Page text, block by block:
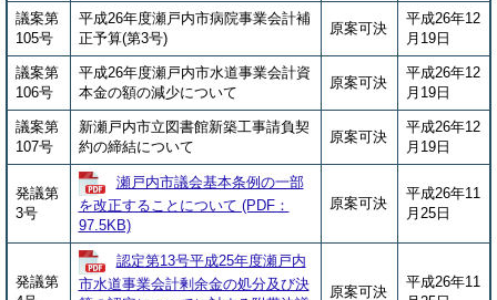
議案第
105号
平成26年度瀬戸内市病院事業会計補
正予算(第3号)
原案可決
平成26年12
月19日
議案第
106号
平成26年度瀬戸内市水道事業会計資
本金の額の減少について
原案可決
平成26年12
月19日
議案第
107号
新瀬戸内市立図書館新築工事請負契
約の締結について
原案可決
平成26年12
月19日
発議第
3号
瀬戸内市議会基本条例の一部
を改正することについて (PDF：
97.5KB)
原案可決
平成26年11
月25日
発議第
認定第13号平成25年度瀬戸内
市水道事業会計剰余金の処分及び決
原案可決
平成26年11